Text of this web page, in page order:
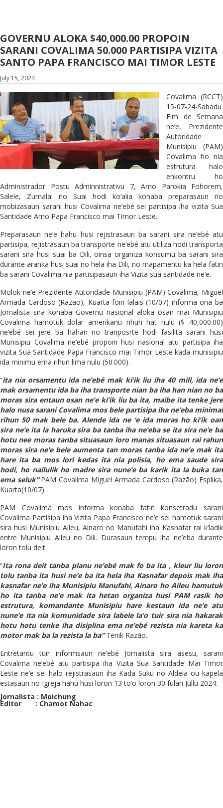
GOVERNU ALOKA $40,000.00 PROPOIN
SARANI COVALIMA 50.000 PARTISIPA VIZITA
SANTO PAPA FRANCISCO MAI TIMOR LESTE
July 15, 2024
Covalima (RCCT)
15-07-24-Sabadu
Fim de Semana
ne’e, Prezidente
Autoridade
Munisipiu (PAM)
Covalima ho nia
estrutura halo
enkontru ho
Administrador Postu Adminnistrativu 7, Amo Parokia Fohorem,
Salele, Zumalai no Suai hodi ko’alia konaba preparasaun no
mobizasaun sarani husi Covalima ne’ebé sei partisipa iha vizita Sua
Santidade Amo Papa Francisco mai Timor Leste.
Preparasaun ne’e hahu husi rejistrasaun ba sarani sira ne’ebé atu
partisipa, rejistrasaun ba transporte ne’ebé atu utiliza hodi transporta
sarani sira husi suai ba Dili, oinsa organiza konsumu ba sarani sira
durante aranka husi suai no hela iha Dili, no mapamentu ka hela fatin
ba sarani Covalima nia partisipasaun iha Vizita sua santidade ne’e.
Molok ne’e Prezidente Autoridade Munisipiu (PAM) Covalima, Miguel
Armada Cardoso (Razão), Kuarta foin lalais (10/07) informa ona ba
Jornalista sira konaba Governu nasional aloka osan mai Munisipiu
Covalima hamotuk dolar amerikanu rihun hat nulu ($ 40,000.00)
ne’ebé sei jere ba hahan no tranposrte hodi fasilita sarani husi
Munisipiu Covalima ne’ebé propoin husi nasional atu partisipa iha
vizita Sua Santidade Papa Francisco mai Timor Leste kada munisipiu
ida minimu ema rihun lima nulu (50.000).
“ita nia orsamentu ida ne’ebé mak ki’ik liu iha 40 mill, ida ne’e
mak orsamentu ida ba iha transporte nian ba iha han nian no ba
moras sira entaun osan ne’eki’ik liu ba ita, maibe ita tenke jere
halo nusa sarani Covalima mos bele partisipa iha ne’eba minimal
rihun 50 mak bele ba.Alende ida ne ‘e ida moras ho ki’ik oan
sira ne’eita la haruka sira ba tanba iha ne’eba se ita sira ne’eba
hotu nee moras tanba situasaun loro manas situasaun rai rahun
moras sira ne’ebele aumenta tan moras tanba ida ne’emak ita
hare ita ba mos lori kedas ita nia polisia, ho ema saude sira
hodi, ho nailulik ho madre sira nune’eba karik ita la buka tan
ema seluk”PAM Covalima Miguel Armada Cardoso (Razão) Esplika,
Kuarta(10/07).
PAM Covalima mos informa konaba fatin konsetradu sarani
Covalima Partisipa iha Vizita Papa Francisco ne’e sei hamotuk sarani
sira husi Munisipiu Aileu, Ainaro no Manufahi iha Kasnafar rai k’ladik
entre Munisipiu Aileu no Dili. Durasaun tempu iha ne’eba durante
loron tolu deit.
“Ita rona deit tanba planu ne’ebé mak fo ba ita , kleur liu loron
tolu tanba ita husi ne’eba ita hela iha Kasnafar depois mak iha
kasnafar ne’eiha Munisipiu Manufahi, Ainaroho Aileu hamutuk
ho ita tanba ne’emak ita hetan organiza husi PAMrasik ho
estrutura, komandante Munisipiu hare kestaun ida ne’eatu
nune’eita nia komunidade sira labele la’o tuir sira nia hakarak
hotu hotu tenke iha disiplina ema ne’ebé rezista nia kareta ka
motor mak ba la rezista la ba”Tenik Razão.
Entretantu tuir informsaun ne’ebé Jornalista sira asesu, sarani
Covalima ne’ebé atu partisipa iha Vizita Sua Santidade Mai Timor
Leste ne’e sei halo rejistrasaun iha Kada Suku no Aldeia ou kapela
estasaun no Igreja hahu husi loron 13 to’o loron 30 fulan Jullu 2024.
Jornalista : Moichung
Editor : Chamot Nahac